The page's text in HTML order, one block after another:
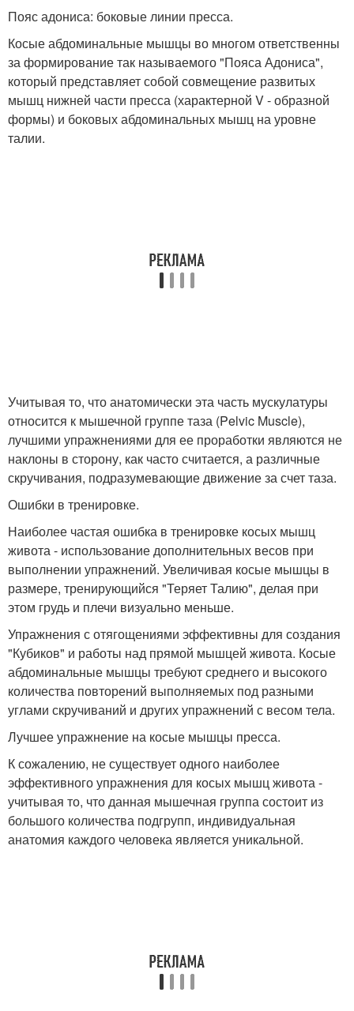
Пояс адониса: боковые линии пресса.
Косые абдоминальные мышцы во многом ответственны
за формирование так называемого "Пояса Адониса",
который представляет собой совмещение развитых
мышц нижней части пресса (характерной V - образной
формы) и боковых абдоминальных мышц на уровне
талии.
Учитывая то, что анатомически эта часть мускулатуры
относится к мышечной группе таза (Pelvic Muscle),
лучшими упражнениями для ее проработки являются не
наклоны в сторону, как часто считается, а различные
скручивания, подразумевающие движение за счет таза.
Ошибки в тренировке.
Наиболее частая ошибка в тренировке косых мышц
живота - использование дополнительных весов при
выполнении упражнений. Увеличивая косые мышцы в
размере, тренирующийся "Теряет Талию", делая при
этом грудь и плечи визуально меньше.
Упражнения с отягощениями эффективны для создания
"Кубиков" и работы над прямой мышцей живота. Косые
абдоминальные мышцы требуют среднего и высокого
количества повторений выполняемых под разными
углами скручиваний и других упражнений с весом тела.
Лучшее упражнение на косые мышцы пресса.
К сожалению, не существует одного наиболее
эффективного упражнения для косых мышц живота -
учитывая то, что данная мышечная группа состоит из
большого количества подгрупп, индивидуальная
анатомия каждого человека является уникальной.